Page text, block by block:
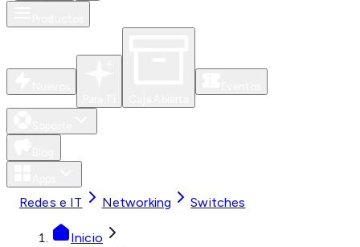
Redes e IT Networking Switches
Inicio